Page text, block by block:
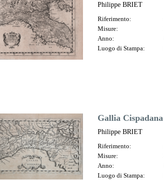
Philippe BRIET
Riferimento:
Misure:
Anno:
Luogo di Stampa:
Gallia Cispadana
Philippe BRIET
Riferimento:
Misure:
Anno:
Luogo di Stampa: